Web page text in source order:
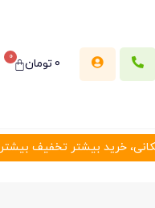
0تومان 0
خرید بیشتر تخفیف بیشتر